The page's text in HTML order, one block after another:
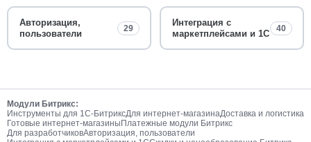
Авторизация,
пользователи
29
Интеграция с
маркетплейсами и 1С
40
Модули Битрикс:
Инструменты для 1С-БитриксДля интернет-магазинаДоставка и логистика
Готовые интернет-магазины Платежные модули Битрикс
Для разработчиковАвторизация, пользователи